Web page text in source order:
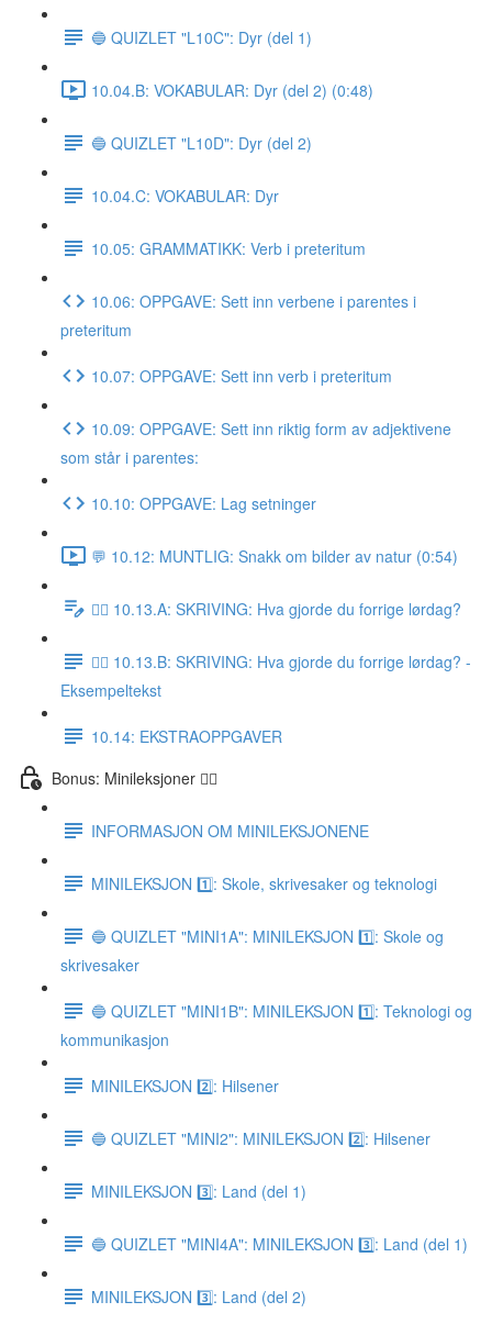
🔵 QUIZLET "L10C": Dyr (del 1)
10.04.B: VOKABULAR: Dyr (del 2) (0:48)
🔵 QUIZLET "L10D": Dyr (del 2)
10.04.C: VOKABULAR: Dyr
10.05: GRAMMATIKK: Verb i preteritum
10.06: OPPGAVE: Sett inn verbene i parentes i
preteritum
10.07: OPPGAVE: Sett inn verb i preteritum
10.09: OPPGAVE: Sett inn riktig form av adjektivene
som står i parentes:
10.10: OPPGAVE: Lag setninger
💬 10.12: MUNTLIG: Snakk om bilder av natur (0:54)
✍🏼 10.13.A: SKRIVING: Hva gjorde du forrige lørdag?
✍🏼 10.13.B: SKRIVING: Hva gjorde du forrige lørdag? -
Eksempeltekst
10.14: EKSTRAOPPGAVER
Bonus: Minileksjoner 👌🏻
INFORMASJON OM MINILEKSJONENE
MINILEKSJON 1️⃣: Skole, skrivesaker og teknologi
🔵 QUIZLET "MINI1A": MINILEKSJON 1️⃣: Skole og
skrivesaker
🔵 QUIZLET "MINI1B": MINILEKSJON 1️⃣: Teknologi og
kommunikasjon
MINILEKSJON 2️⃣: Hilsener
🔵 QUIZLET "MINI2": MINILEKSJON 2️⃣: Hilsener
MINILEKSJON 3️⃣: Land (del 1)
🔵 QUIZLET "MINI4A": MINILEKSJON 3️⃣: Land (del 1)
MINILEKSJON 3️⃣: Land (del 2)